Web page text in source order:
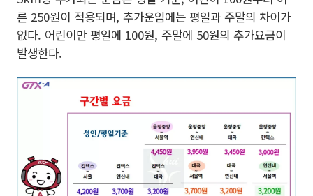
른 250원이 적용되며, 추가운임에는 평일과 주말의 차이가
없다. 어린이만 평일에 100원, 주말에 50원의 추가요금이
발생한다.